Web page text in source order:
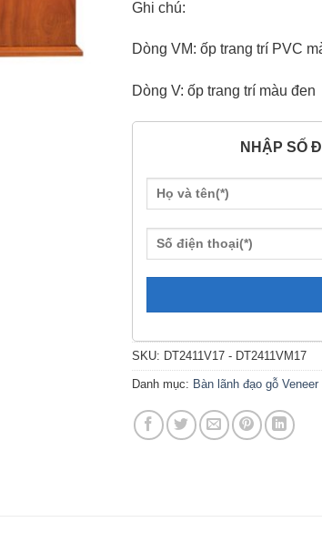
Ghi chú:
Dòng VM: ốp trang trí PVC
Dòng V: ốp trang trí màu đen
NHẬP SỐ
SKU: DT2411V17 - DT2411VM17
Danh mục: Bàn lãnh đạo gỗ Veneer